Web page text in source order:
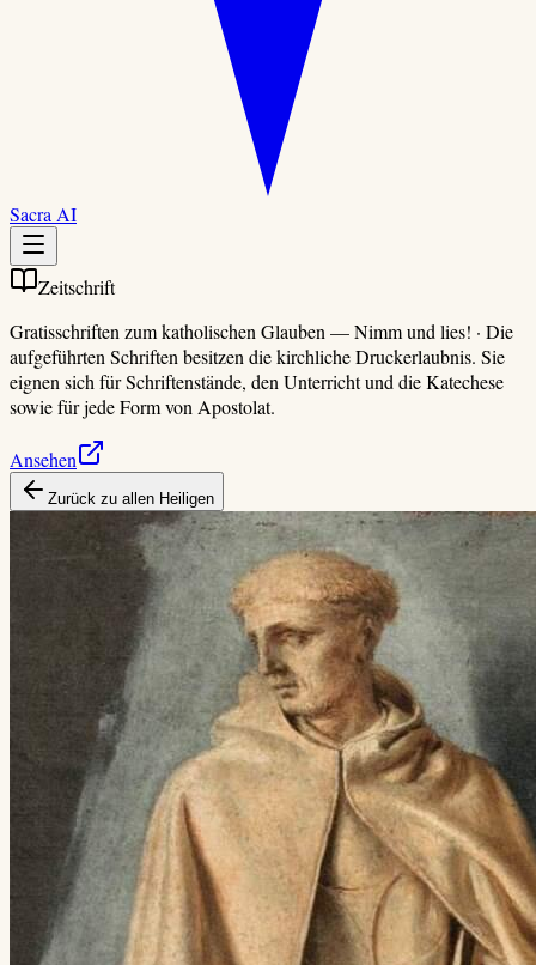
Sacra AI
Zeitschrift
Gratisschriften zum katholischen Glauben —Nimm und lies! · Die
aufgeführten Schriften besitzen die kirchliche Druckerlaubnis. Sie
eignen sich für Schriftenstände, den Unterricht und die Katechese
sowie für jede Form von Apostolat.
Ansehen
Zurück zu allen Heiligen